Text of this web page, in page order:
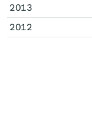
2013
2012